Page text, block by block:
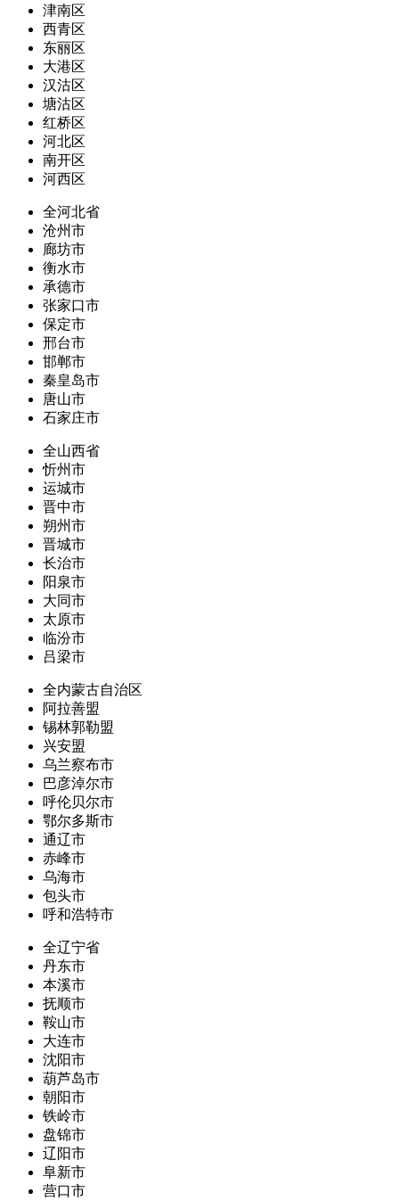
津南区
西青区
东丽区
大港区
汉沽区
塘沽区
红桥区
河北区
南开区
河西区
全河北省
沧州市
廊坊市
衡水市
承德市
张家口市
保定市
邢台市
邯郸市
秦皇岛市
唐山市
石家庄市
全山西省
忻州市
运城市
晋中市
朔州市
晋城市
长治市
阳泉市
大同市
太原市
临汾市
吕梁市
全内蒙古自治区
阿拉善盟
锡林郭勒盟
兴安盟
乌兰察布市
巴彦淖尔市
呼伦贝尔市
鄂尔多斯市
通辽市
赤峰市
乌海市
包头市
呼和浩特市
全辽宁省
丹东市
本溪市
抚顺市
鞍山市
大连市
沈阳市
葫芦岛市
朝阳市
铁岭市
盘锦市
辽阳市
阜新市
营口市